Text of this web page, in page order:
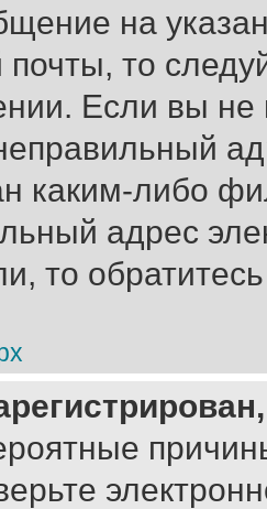
на
почты, то
Если вы
каким-либо
адрес
то